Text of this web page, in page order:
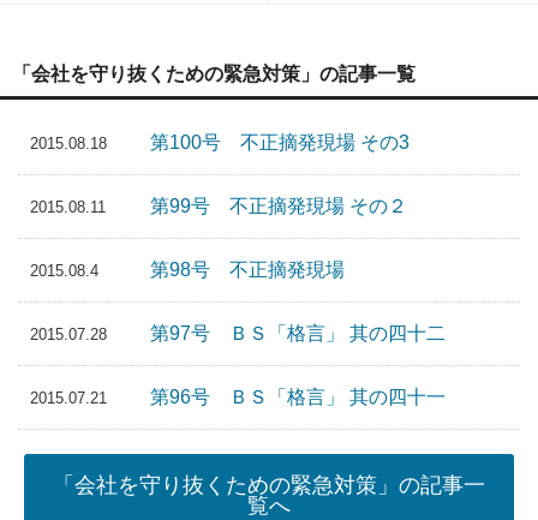
「会社を守り抜くための緊急対策」の記事一覧
2015.08.18 第100号 不正摘発現場 その3
2015.08.11 第99号 不正摘発現場 その２
2015.08.4 第98号 不正摘発現場
2015.07.28 第97号 ＢＳ「格言」 其の四十二
2015.07.21 第96号 ＢＳ「格言」 其の四十一
「会社を守り抜くための緊急対策」の記事一
覧へ